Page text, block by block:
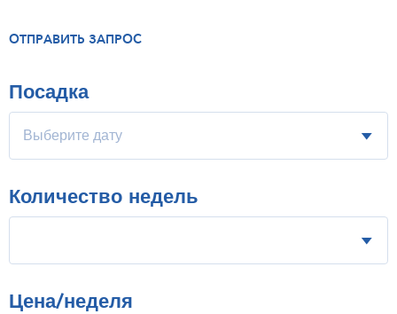
ОТПРАВИТЬ ЗАПРОС
Посадка
Количество недель
Цена/неделя